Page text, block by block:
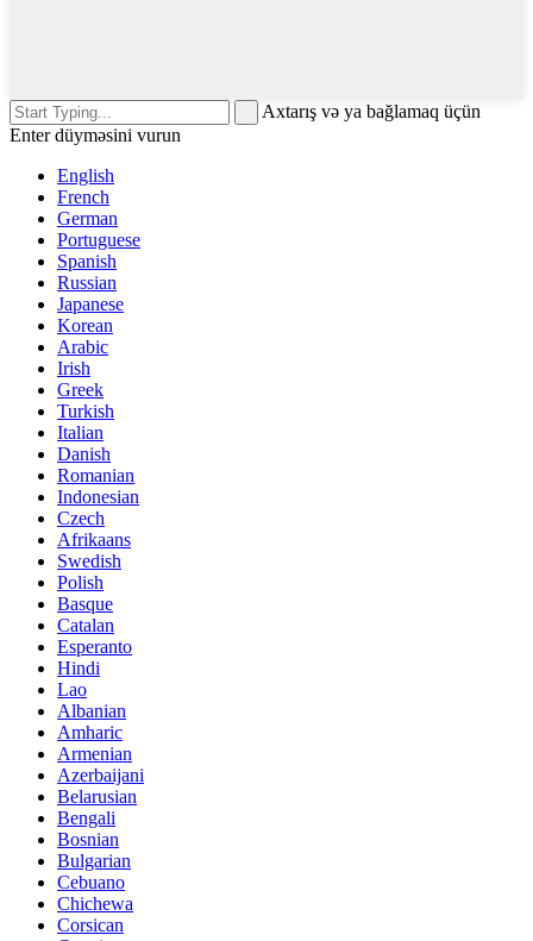
Axtarış və ya bağlamaq üçün
Enter düyməsini vurun
English
French
German
Portuguese
Spanish
Russian
Japanese
Korean
Arabic
Irish
Greek
Turkish
Italian
Danish
Romanian
Indonesian
Czech
Afrikaans
Swedish
Polish
Basque
Catalan
Esperanto
Hindi
Lao
Albanian
Amharic
Armenian
Azerbaijani
Belarusian
Bengali
Bosnian
Bulgarian
Cebuano
Chichewa
Corsican